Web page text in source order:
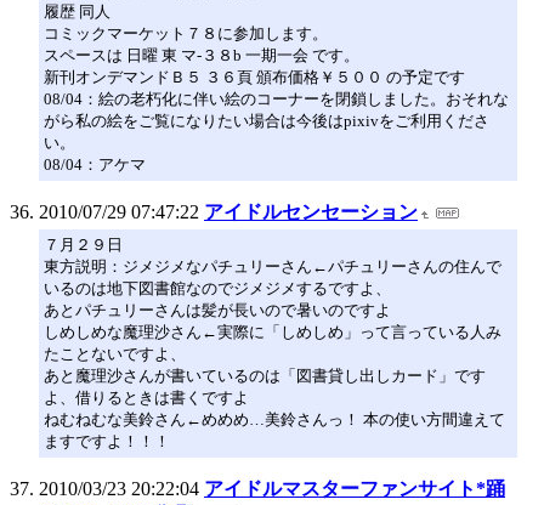
履歴 同人
コミックマーケット７８に参加します。
スペースは 日曜 東 マ-３８b 一期一会 です。
新刊オンデマンドＢ５ ３６頁 頒布価格￥５００ の予定です
08/04：絵の老朽化に伴い絵のコーナーを閉鎖しました。おそれな
がら私の絵をご覧になりたい場合は今後はpixivをご利用くださ
い。
08/04：アケマ
2010/07/29 07:47:22 アイドルセンセーション
７月２９日
東方説明：ジメジメなパチュリーさん←パチュリーさんの住んで
いるのは地下図書館なのでジメジメするですよ、
あとパチュリーさんは髪が長いので暑いのですよ
しめしめな魔理沙さん←実際に「しめしめ」って言っている人み
たことないですよ、
あと魔理沙さんが書いているのは「図書貸し出しカード」です
よ、借りるときは書くですよ
ねむねむな美鈴さん←めめめ…美鈴さんっ！ 本の使い方間違えて
ますですよ！！！
2010/03/23 20:22:04 アイドルマスターファンサイト*踊